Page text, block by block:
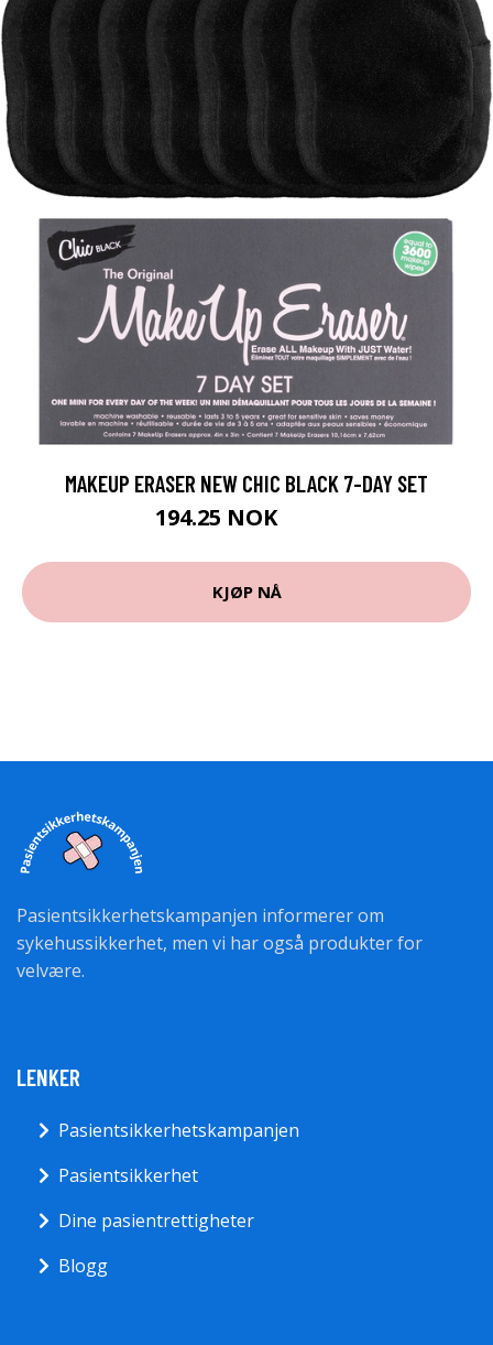
MAKEUP ERASER NEW CHIC BLACK 7-DAY SET
194.25 NOK
KJØP NÅ
Pasientsikkerhetskampanjen informerer om
sykehussikkerhet, men vi har også produkter for
velvære.
LENKER
Pasientsikkerhetskampanjen
Pasientsikkerhet
Dine pasientrettigheter
Blogg